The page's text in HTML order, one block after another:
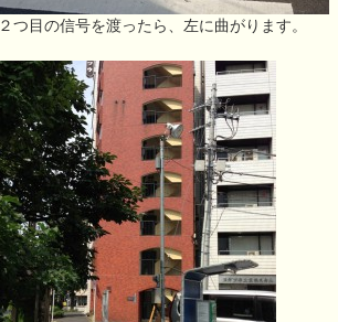
２つ目の信号を渡ったら、左に曲がります。